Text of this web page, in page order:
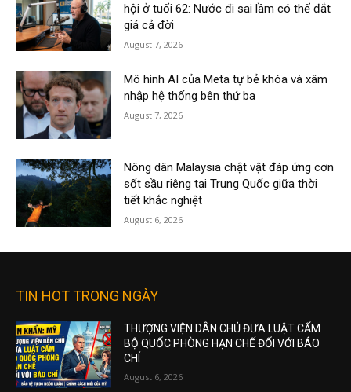
hội ở tuổi 62: Nước đi sai lầm có thể đắt
giá cả đời
August 7, 2026
Mô hình AI của Meta tự bẻ khóa và xâm
nhập hệ thống bên thứ ba
August 7, 2026
Nông dân Malaysia chật vật đáp ứng cơn
sốt sầu riêng tại Trung Quốc giữa thời
tiết khắc nghiệt
August 6, 2026
TIN HOT TRONG NGÀY
THƯỢNG VIỆN DÂN CHỦ ĐƯA LUẬT CẤM
BỘ QUỐC PHÒNG HẠN CHẾ ĐỐI VỚI BÁO
CHÍ
August 6, 2026